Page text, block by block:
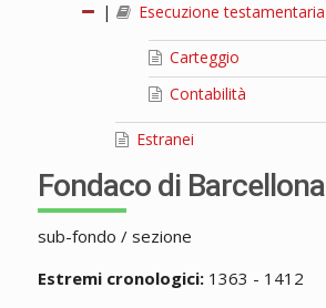
|
Esecuzione testamentaria
Carteggio
Contabilità
Estranei
Fondaco di Barcellona
sub-fondo / sezione
Estremi cronologici:1363 - 1412